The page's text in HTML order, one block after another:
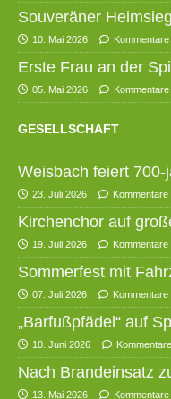
Souveräner
10. Mai 2026
Erste Frau an der
05. Mai 2026
GESELLSCHAFT
Weisbach feiert 700-
23. Juli 2026
Kirchenchor auf
19. Juli 2026
Sommerfest mit
07. Juli 2026
„Barfußpfädel“ auf
10. Juni 2026
Nach Brandeinsatz
13. Mai 2026